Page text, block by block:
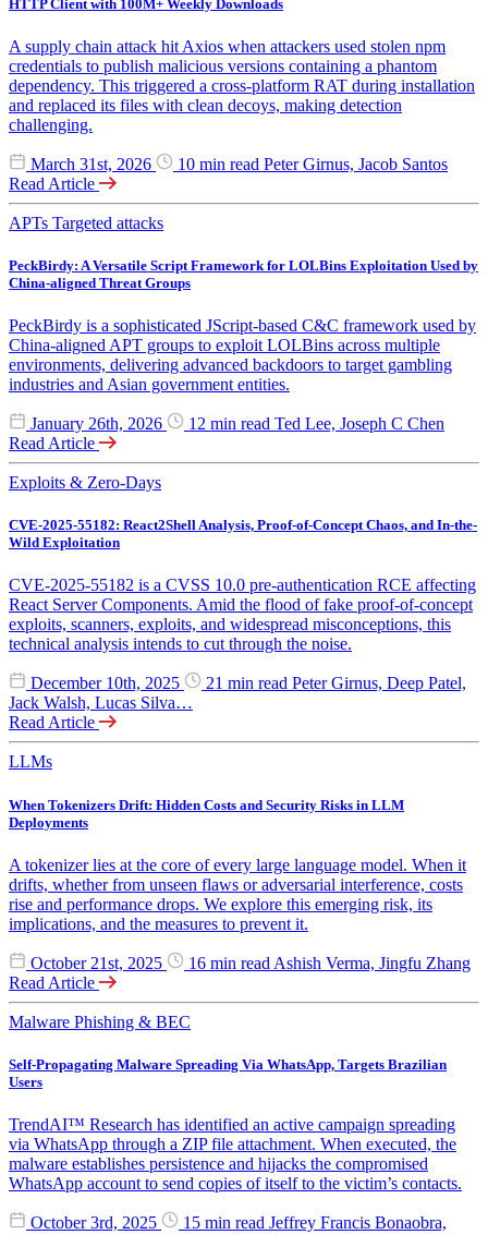
HTTP Client with 100M+ Weekly Downloads
A supply chain attack hit Axios when attackers used stolen npm
credentials to publish malicious versions containing a phantom
dependency. This triggered a cross-platform RAT during installation
and replaced its files with clean decoys, making detection
challenging.
March 31st, 2026 10 min read Peter Girnus, Jacob Santos
Read Article
APTs Targeted attacks
PeckBirdy: A Versatile Script Framework for LOLBins Exploitation Used by
China-aligned Threat Groups
PeckBirdy is a sophisticated JScript-based C&C framework used by
China-aligned APT groups to exploit LOLBins across multiple
environments, delivering advanced backdoors to target gambling
industries and Asian government entities.
January 26th, 2026 12 min read Ted Lee, Joseph C Chen
Read Article
Exploits & Zero-Days
CVE-2025-55182: React2Shell Analysis, Proof-of-Concept Chaos, and In-the-
Wild Exploitation
CVE-2025-55182 is a CVSS 10.0 pre-authentication RCE affecting
React Server Components. Amid the flood of fake proof-of-concept
exploits, scanners, exploits, and widespread misconceptions, this
technical analysis intends to cut through the noise.
December 10th, 2025 21 min read Peter Girnus, Deep Patel,
Jack Walsh, Lucas Silva…
Read Article
LLMs
When Tokenizers Drift: Hidden Costs and Security Risks in LLM
Deployments
A tokenizer lies at the core of every large language model. When it
drifts, whether from unseen flaws or adversarial interference, costs
rise and performance drops. We explore this emerging risk, its
implications, and the measures to prevent it.
October 21st, 2025 16 min read Ashish Verma, Jingfu Zhang
Read Article
Malware Phishing & BEC
Self-Propagating Malware Spreading Via WhatsApp, Targets Brazilian
Users
TrendAI™ Research has identified an active campaign spreading
via WhatsApp through a ZIP file attachment. When executed, the
malware establishes persistence and hijacks the compromised
WhatsApp account to send copies of itself to the victim’s contacts.
October 3rd, 2025 15 min read Jeffrey Francis Bonaobra,